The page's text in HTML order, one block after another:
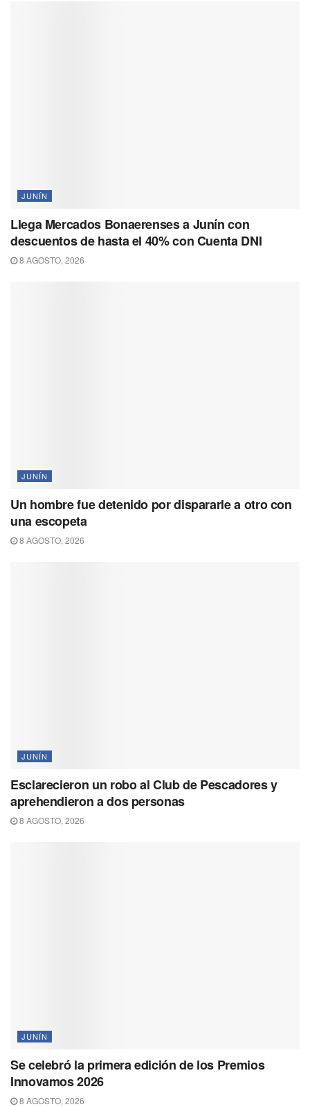
JUNÍN
Llega Mercados Bonaerenses a Junín con
descuentos de hasta el 40% con Cuenta DNI
8 AGOSTO, 2026
JUNÍN
Un hombre fue detenido por dispararle a otro con
una escopeta
8 AGOSTO, 2026
JUNÍN
Esclarecieron un robo al Club de Pescadores y
aprehendieron a dos personas
8 AGOSTO, 2026
JUNÍN
Se celebró la primera edición de los Premios
Innovamos 2026
8 AGOSTO, 2026